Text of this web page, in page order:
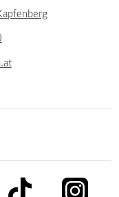
link to tiktok link to